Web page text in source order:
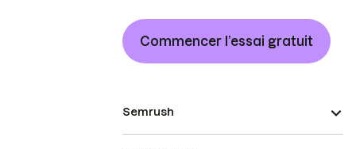
Commencer l’essai gratuit
Semrush